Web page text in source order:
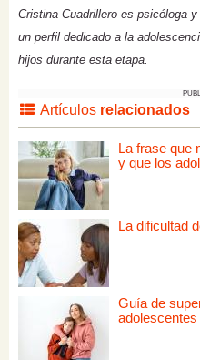
Cristina Cuadrillero es psicóloga
un perfil dedicado a la
hijos durante esta etapa.
Artículos relacionados
La frase que
y que los
La dificultad
Guía de
adolescentes